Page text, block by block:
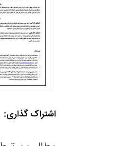
اشتراک گذاری: